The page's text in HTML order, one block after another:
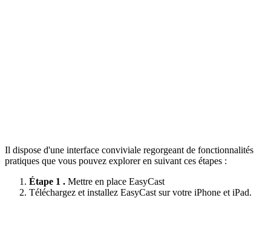
Il dispose d'une interface conviviale regorgeant de fonctionnalités
pratiques que vous pouvez explorer en suivant ces étapes :
Étape 1 . Mettre en place EasyCast
Téléchargez et installez EasyCast sur votre iPhone et iPad.